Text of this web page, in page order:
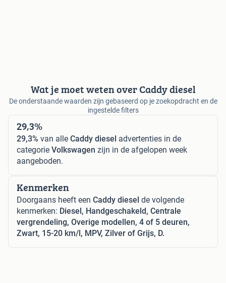
Wat je moet weten over Caddy diesel
De onderstaande waarden zijn gebaseerd op je zoekopdracht en de
ingestelde filters
29,3%
29,3% van alle Caddy diesel advertenties in de
categorie Volkswagen zijn in de afgelopen week
aangeboden.
Kenmerken
Doorgaans heeft een Caddy diesel de volgende
kenmerken: Diesel, Handgeschakeld, Centrale
vergrendeling, Overige modellen, 4 of 5 deuren,
Zwart, 15-20 km/l, MPV, Zilver of Grijs, D.